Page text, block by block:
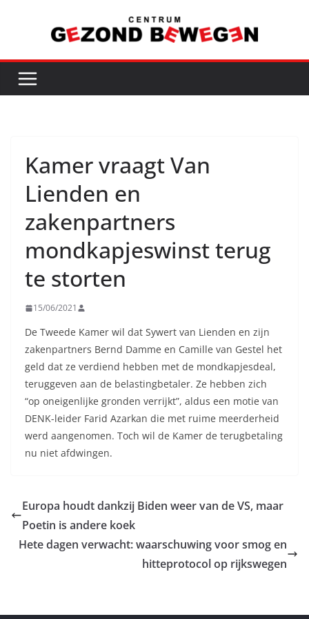
inhoud
Kamer vraagt Van
Lienden en
zakenpartners
mondkapjeswinst terug
te storten
15/06/2021
De Tweede Kamer wil dat Sywert van Lienden en zijn
zakenpartners Bernd Damme en Camille van Gestel het
geld dat ze verdiend hebben met de mondkapjesdeal,
teruggeven aan de belastingbetaler. Ze hebben zich
“op oneigenlijke gronden verrijkt”, aldus een motie van
DENK-leider Farid Azarkan die met ruime meerderheid
werd aangenomen. Toch wil de Kamer de terugbetaling
nu niet afdwingen.
Europa houdt dankzij Biden weer van de VS, maar
Poetin is andere koek
Hete dagen verwacht: waarschuwing voor smog en
hitteprotocol op rijkswegen